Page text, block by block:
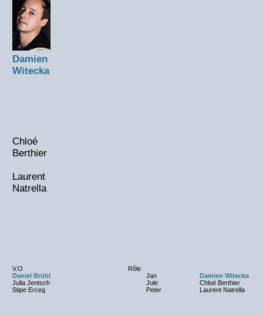
Damien
Witecka
Chloé
Berthier
Laurent
Natrella
V.O
Rôle
Daniel Brühl
Jan
Damien Witecka
Julia Jentsch
Jule
Chloé Berthier
Stipe Erceg
Peter Laurent Natrella